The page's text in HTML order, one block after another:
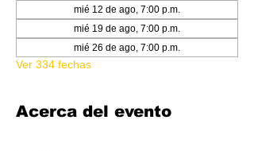
mié 12 de ago, 7:00 p.m.
mié 19 de ago, 7:00 p.m.
mié 26 de ago, 7:00 p.m.
Ver 334 fechas
Acerca del evento